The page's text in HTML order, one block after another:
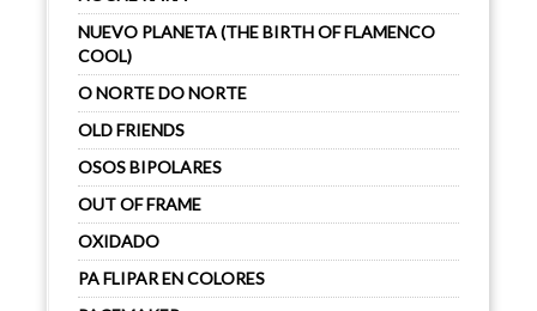
NUEVO PLANETA (THE BIRTH OF FLAMENCO
COOL)
O NORTE DO NORTE
OLD FRIENDS
OSOS BIPOLARES
OUT OF FRAME
OXIDADO
PA FLIPAR EN COLORES